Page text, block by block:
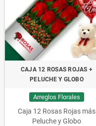
CAJA 12 ROSAS ROJAS +
PELUCHE Y GLOBO
Arreglos Florales
Caja 12 Rosas Rojas más
Peluche y Globo